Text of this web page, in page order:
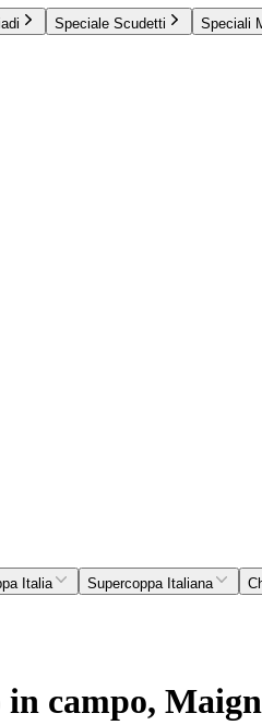
Speciale Scudetti Speciali
Italia Supercoppa Italiana
campo,